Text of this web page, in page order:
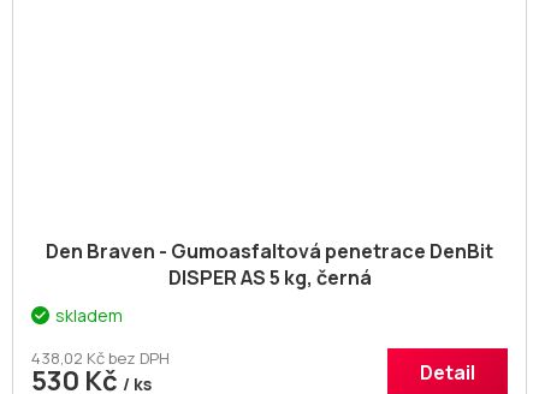
Den Braven - Gumoasfaltová penetrace DenBit
DISPER AS 5 kg, černá
skladem
438,02 Kč bez DPH
530 Kč / ks Detail